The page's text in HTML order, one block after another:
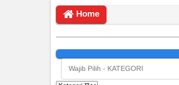
Home